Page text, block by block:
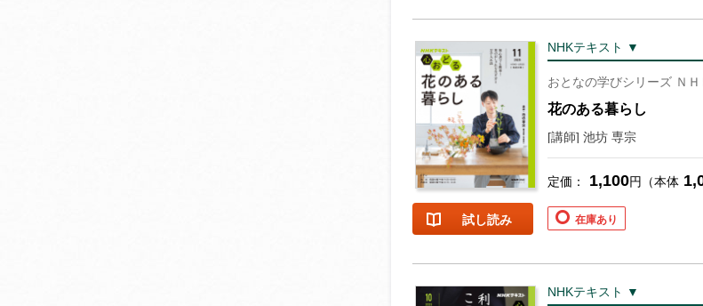
試し読み
NHKテキスト ▼
おとなの学びシリーズ ＮＨ
花のある暮らし
[講師] 池坊 専宗
定価： 1,100円（本体
在庫あり
NHKテキスト ▼